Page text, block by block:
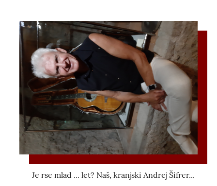
Je rse mlad ... let? Naš, kranjski Andrej Šifrer...